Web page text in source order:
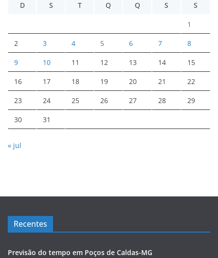
D
S T Q Q S S
1
2 3 4 5 6 7 8
9 10 11 12 13 14 15
16 17 18 19 20 21 22
23 24 25 26 27 28 29
30 31
« jul
Recentes
Previsão do tempo em Poços de Caldas-MG